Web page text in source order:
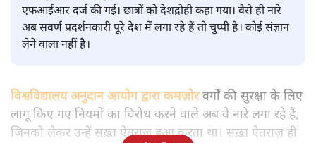
विश्लेषण| मुकेश कुमार | 29 JAN, 2026